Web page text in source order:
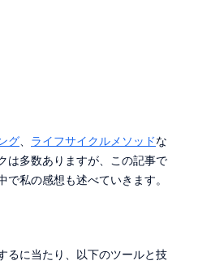
グ ライフサイクルメソッドな
は多数ありますが、この記事で
で私の感想も述べていきます。
るに当たり、以下のツールと技